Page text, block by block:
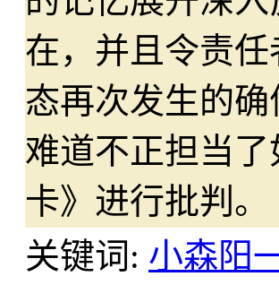
在，并且令责
态再次发生的
难道不正担当
卡》进行批判。
关键词: 小森阳